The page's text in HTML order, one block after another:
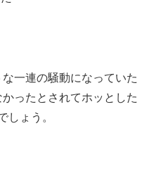
一連の騒動になっていた
ったとされてホッとした
しょう。